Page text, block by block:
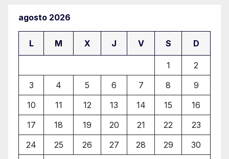
agosto 2026
L M X J V S D
1
2
3
4 5 6 7 8
9
10
11 12 13 14 15
16
17
18 19 20 21 22
23
24
25 26 27 28 29
30